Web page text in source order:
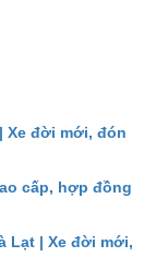
Xe đời mới, đón
cấp, hợp đồng
Lạt | Xe đời mới,